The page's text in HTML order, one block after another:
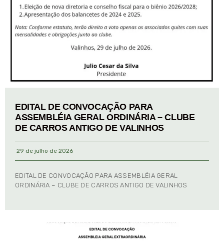
EDITAL DE CONVOCAÇÃO PARA
ASSEMBLÉIA GERAL ORDINÁRIA – CLUBE
DE CARROS ANTIGO DE VALINHOS
29 de julho de 2026
EDITAL DE CONVOCAÇÃO PARA ASSEMBLÉIA GERAL
ORDINÁRIA – CLUBE DE CARROS ANTIGO DE VALINHOS